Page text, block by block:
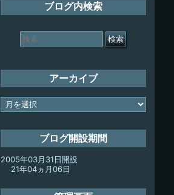
ブログ内検索
索
対
アーカイブ
ア
ー
ブ
ブログ開設期間
2005年03月31日開設
21年04ヵ月06日